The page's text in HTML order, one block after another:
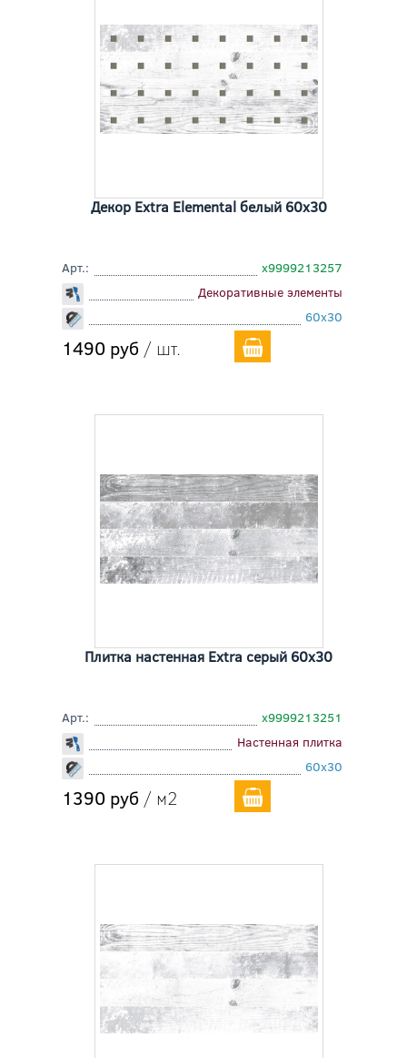
Декор Extra Elemental белый 60x30
Арт.:
х9999213257
Декоративные элементы
60x30
1490 руб / шт.
Плитка настенная Extra серый 60x30
Арт.:
х9999213251
Настенная плитка
60x30
1390 руб / м2